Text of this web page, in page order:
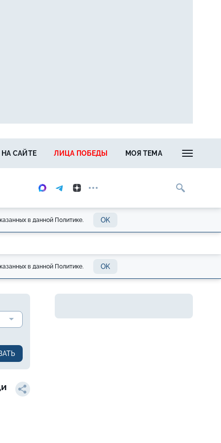
САЙТЕ ЛИЦА ПОБЕДЫ МОЯ ТЕМА
в данной Политике. OK
в данной Политике. OK